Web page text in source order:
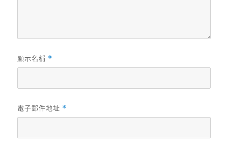
顯示名稱 *
電子郵件地址 *